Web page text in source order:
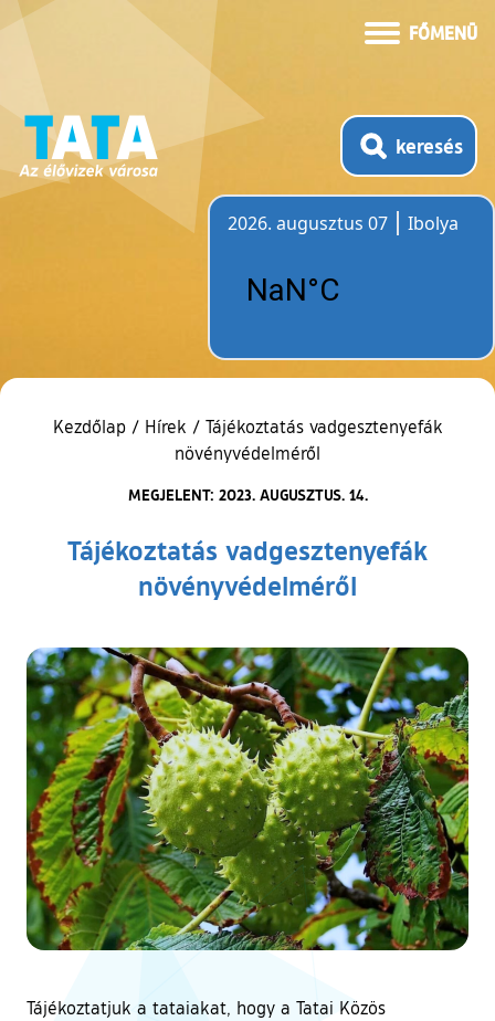
FŐMENÜ
keresés
2026. augusztus 07
Ibolya
Kezdőlap / Hírek / Tájékoztatás vadgesztenyefák
növényvédelméről
MEGJELENT: 2023. AUGUSZTUS. 14.
Tájékoztatás vadgesztenyefák
növényvédelméről
Tájékoztatjuk a tataiakat, hogy a Tatai Közös